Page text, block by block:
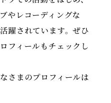
やレコーディングな
躍されています。ぜひ
フィールもチェックし
さまのプロフィールは